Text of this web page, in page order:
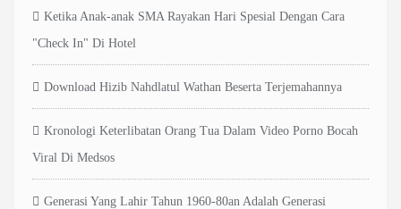
Ketika Anak-anak SMA Rayakan Hari Spesial Dengan Cara
"Check In" Di Hotel
Download Hizib Nahdlatul Wathan Beserta Terjemahannya
Kronologi Keterlibatan Orang Tua Dalam Video Porno Bocah
Viral Di Medsos
Generasi Yang Lahir Tahun 1960-80an Adalah Generasi